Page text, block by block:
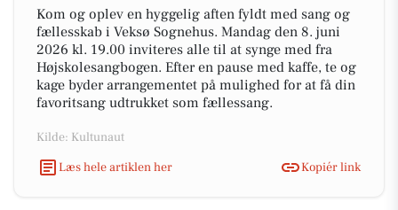
Kom og oplev en hyggelig aften fyldt med sang og
fællesskab i Veksø Sognehus. Mandag den 8. juni
2026 kl. 19.00 inviteres alle til at synge med fra
Højskolesangbogen. Efter en pause med kaffe, te og
kage byder arrangementet på mulighed for at få din
favoritsang udtrukket som fællessang.
Kilde: Kultunaut
Læs hele artiklen her
Kopiér link